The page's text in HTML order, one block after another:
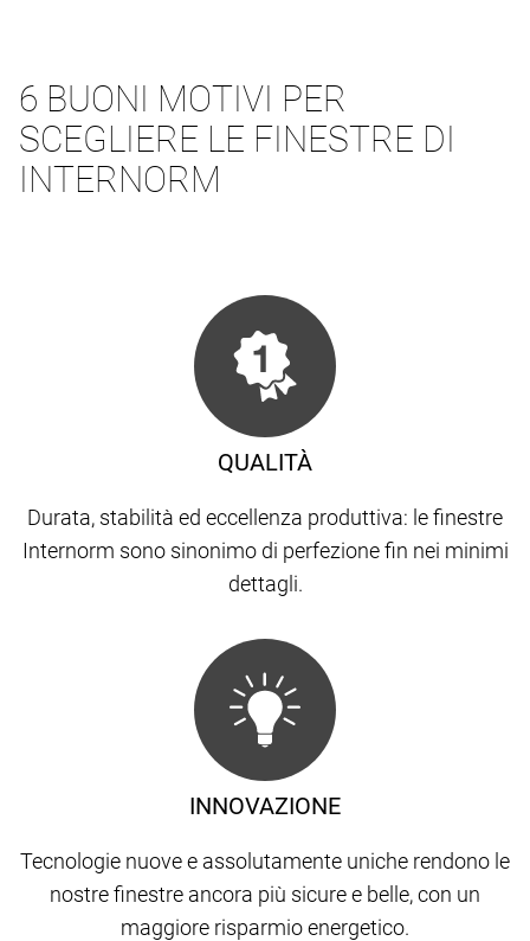
6 BUONI MOTIVI PER
SCEGLIERE LE FINESTRE DI
INTERNORM
QUALITÀ
Durata, stabilità ed eccellenza produttiva: le finestre
Internorm sono sinonimo di perfezione fin nei minimi
dettagli.
INNOVAZIONE
Tecnologie nuove e assolutamente uniche rendono le
nostre finestre ancora più sicure e belle, con un
maggiore risparmio energetico.